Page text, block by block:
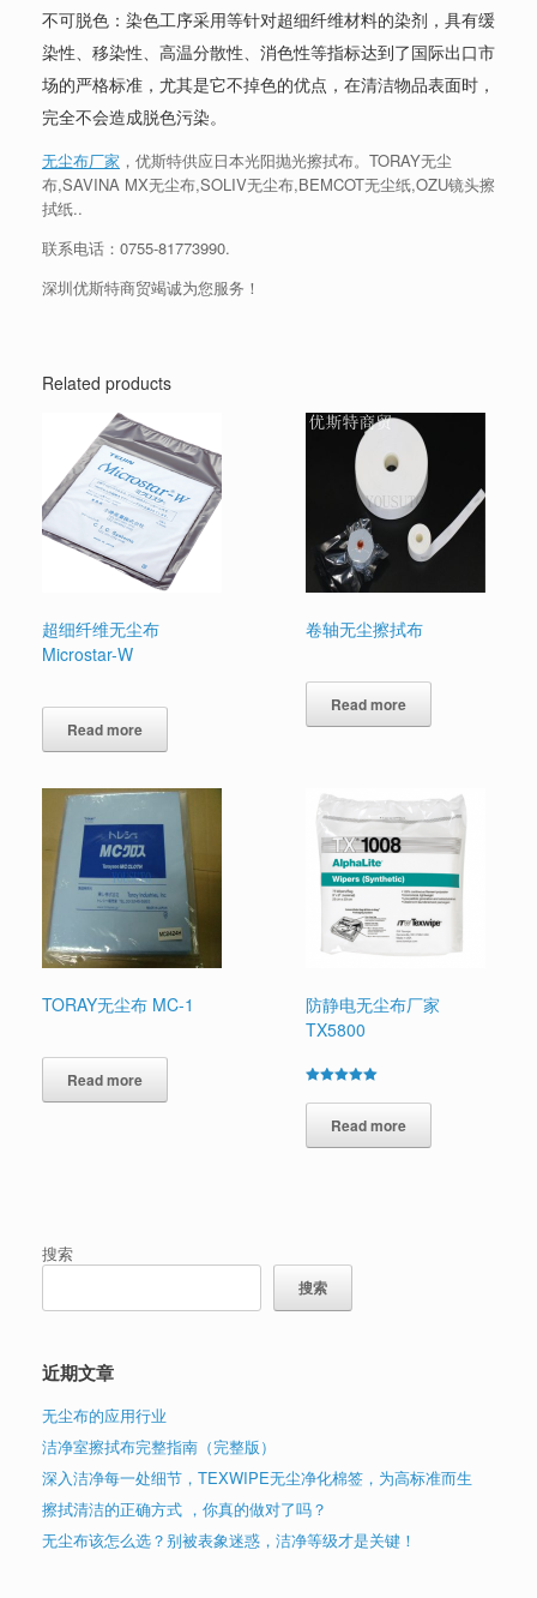
不可脱色：染色工序采用等针对超细纤维材料的染剂，具有缓
染性、移染性、高温分散性、消色性等指标达到了国际出口市
场的严格标准，尤其是它不掉色的优点，在清洁物品表面时，
完全不会造成脱色污染。
无尘布厂家 ，优斯特供应日本光阳抛光擦拭布。TORAY无尘
布,SAVINA MX无尘布,SOLIV无尘布,BEMCOT无尘纸,OZU镜头擦
拭纸..
联系电话：0755-81773990.
深圳优斯特商贸竭诚为您服务！
Related products
超细纤维无尘布
Microstar-W
Read more
卷轴无尘擦拭布
Read more
TORAY无尘布 MC-1
Read more
防静电无尘布厂家
TX5800
5.00
out of 5Read more
搜索
搜索
近期文章
无尘布的应用行业
洁净室擦拭布完整指南（完整版）
深入洁净每一处细节，TEXWIPE无尘净化棉签，为高标准而生
擦拭清洁的正确方式 ，你真的做对了吗？
无尘布该怎么选？别被表象迷惑，洁净等级才是关键！